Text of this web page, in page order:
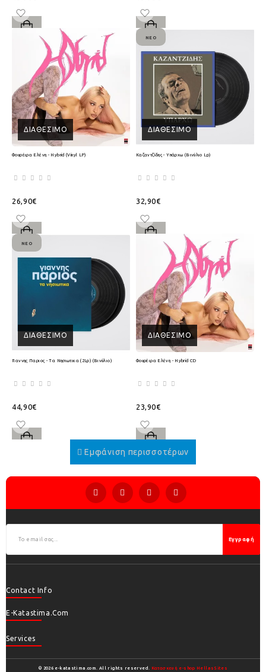
ΔΙΑΘΈΣΙΜΟ
Φουρέιρα Ελένη - Hybrid (Vinyl LP)
26,90€
ΔΙΑΘΈΣΙΜΟ
ΝΈΟ
Καζαντζίδης - Υπάρχω (Βινύλιο Lp)
32,90€
ΔΙΑΘΈΣΙΜΟ
ΝΈΟ
Γιαννης Παριος - Τα Νησιωτικα (2Lp) (Βινύλιο)
44,90€
ΔΙΑΘΈΣΙΜΟ
Φουρέιρα Ελένη - Hybrid CD
23,90€
Εγγραφή
Contact Info
E-Katastima.com
Services
© 2026 e-katastima.com. All rights reserved. Κατασκευή e-shop HellasSites